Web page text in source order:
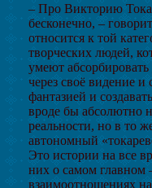
– Про Викторию
бесконечно, –
относится к той
творческих людей,
умеют абсорбировать
через своё видение и
фантазией и
вроде бы абсолютно
реальности, но в то
автономный
Это истории на все
них о самом главном
взаимоотношениях